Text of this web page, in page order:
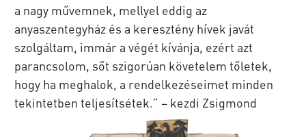
a nagy művemnek, mellyel eddig az
anyaszentegyház és a keresztény hívek javát
szolgáltam, immár a végét kívánja, ezért azt
parancsolom, sőt szigorúan követelem tőletek,
hogy ha meghalok, a rendelkezéseimet minden
tekintetben teljesítsétek.” – kezdi Zsigmond